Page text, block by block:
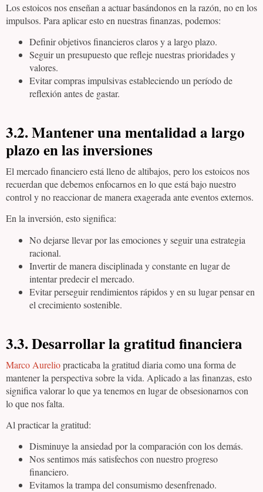
Los estoicos nos enseñan a actuar basándonos en la razón, no en los
impulsos. Para aplicar esto en nuestras finanzas, podemos:
Definir objetivos financieros claros y a largo plazo.
Seguir un presupuesto que refleje nuestras prioridades y
valores.
Evitar compras impulsivas estableciendo un período de
reflexión antes de gastar.
3.2. Mantener una mentalidad a largo
plazo en las inversiones
El mercado financiero está lleno de altibajos, pero los estoicos nos
recuerdan que debemos enfocarnos en lo que está bajo nuestro
control y no reaccionar de manera exagerada ante eventos externos.
En la inversión, esto significa:
No dejarse llevar por las emociones y seguir una estrategia
racional.
Invertir de manera disciplinada y constante en lugar de
intentar predecir el mercado.
Evitar perseguir rendimientos rápidos y en su lugar pensar en
el crecimiento sostenible.
3.3. Desarrollar la gratitud financiera
Marco Aureliopracticaba la gratitud diaria como una forma de
mantener la perspectiva sobre la vida. Aplicado a las finanzas, esto
significa valorar lo que ya tenemos en lugar de obsesionarnos con
lo que nos falta.
Al practicar la gratitud:
Disminuye la ansiedad por la comparación con los demás.
Nos sentimos más satisfechos con nuestro progreso
financiero.
Evitamos la trampa del consumismo desenfrenado.